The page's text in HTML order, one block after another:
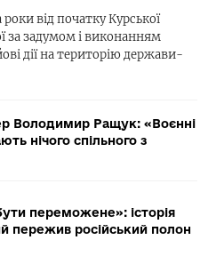
від початку Курської
за задумом і виконанням
дії на територію держави-
Володимир Ращук: «Воєнні
нічого спільного з
переможене»: історія
пережив російський полон